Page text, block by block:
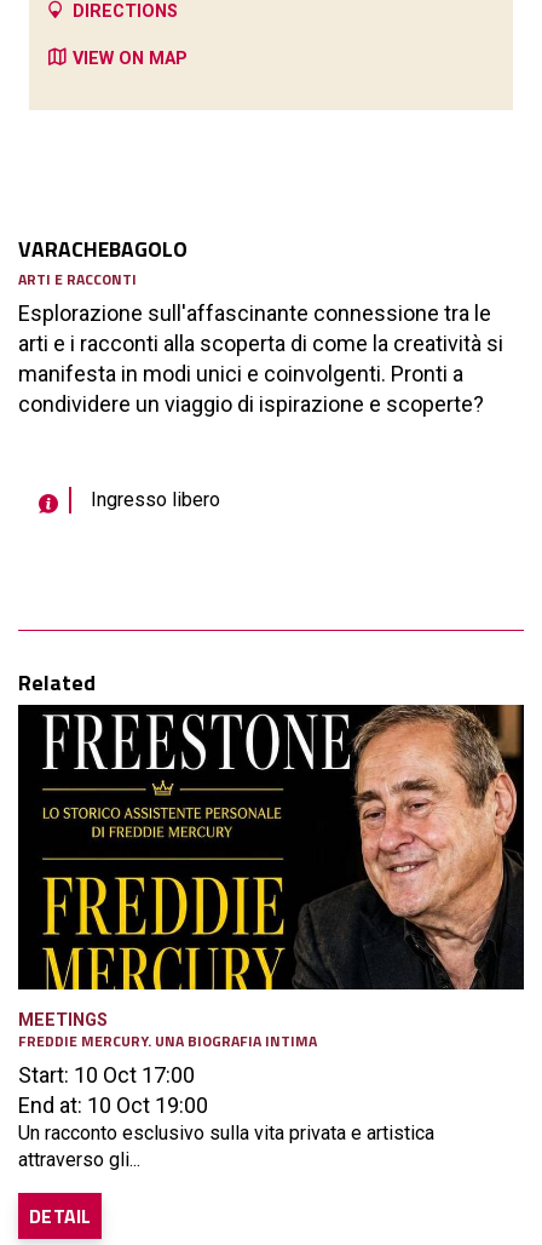
VARACHEBAGOLO
ARTI E RACCONTI
Esplorazione sull'affascinante connessione tra le
arti e i racconti alla scoperta di come la creatività si
manifesta in modi unici e coinvolgenti. Pronti a
condividere un viaggio di ispirazione e scoperte?
Ingresso libero
Related
MEETINGS
FREDDIE MERCURY. UNA BIOGRAFIA INTIMA
Start: 10 Oct 17:00
End at: 10 Oct 19:00
Un racconto esclusivo sulla vita privata e artistica
attraverso gli...
DETAIL
DIRECTIONS
VIEW ON MAP